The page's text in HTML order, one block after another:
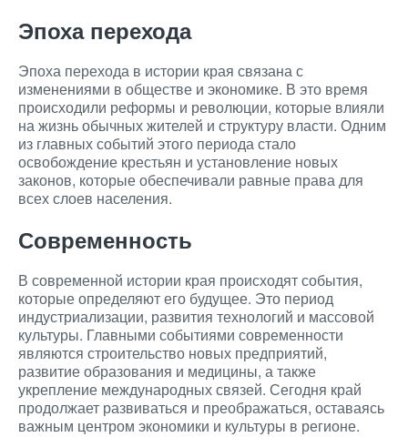
Эпоха перехода
Эпоха перехода в истории края связана с
изменениями в обществе и экономике. В это время
происходили реформы и революции, которые влияли
на жизнь обычных жителей и структуру власти. Одним
из главных событий этого периода стало
освобождение крестьян и установление новых
законов, которые обеспечивали равные права для
всех слоев населения.
Современность
В современной истории края происходят события,
которые определяют его будущее. Это период
индустриализации, развития технологий и массовой
культуры. Главными событиями современности
являются строительство новых предприятий,
развитие образования и медицины, а также
укрепление международных связей. Сегодня край
продолжает развиваться и преображаться, оставаясь
важным центром экономики и культуры в регионе.